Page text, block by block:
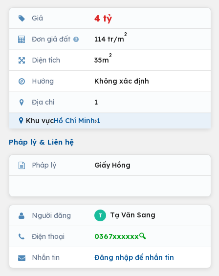
Giá 4 tỷ
Đơn giá đất 114 tr/m
2
Diện tích 35m
2
Hướng Không xác định
Địa chỉ 1
Khu vựcHồ Chí Minh›1
Pháp lý & Liên hệ
Pháp lý Giấy Hồng
Người đăng T Tạ Văn Sang
Điện thoại 0367xxxxxx🔍
Nhắn tin Đăng nhập để nhắn tin